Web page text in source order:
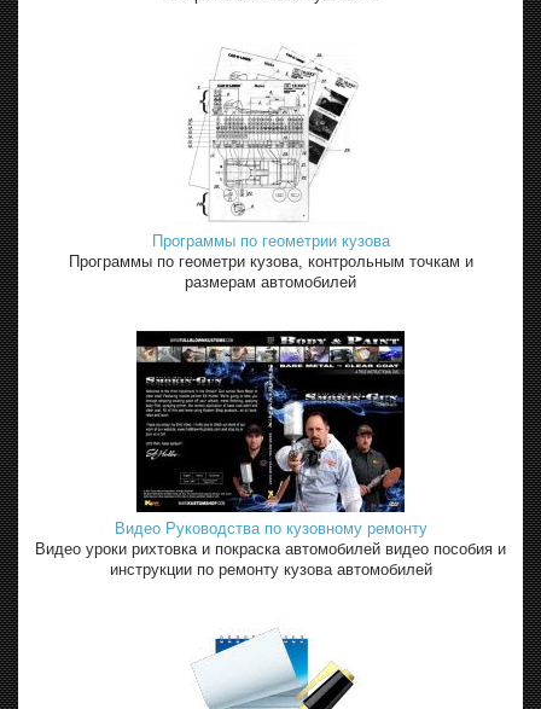
Программы по геометрии кузова
Программы по геометри кузова, контрольным точкам и
размерам автомобилей
Видео Руководства по кузовному ремонту
Видео уроки рихтовка и покраска автомобилей видео пособия и
инструкции по ремонту кузова автомобилей